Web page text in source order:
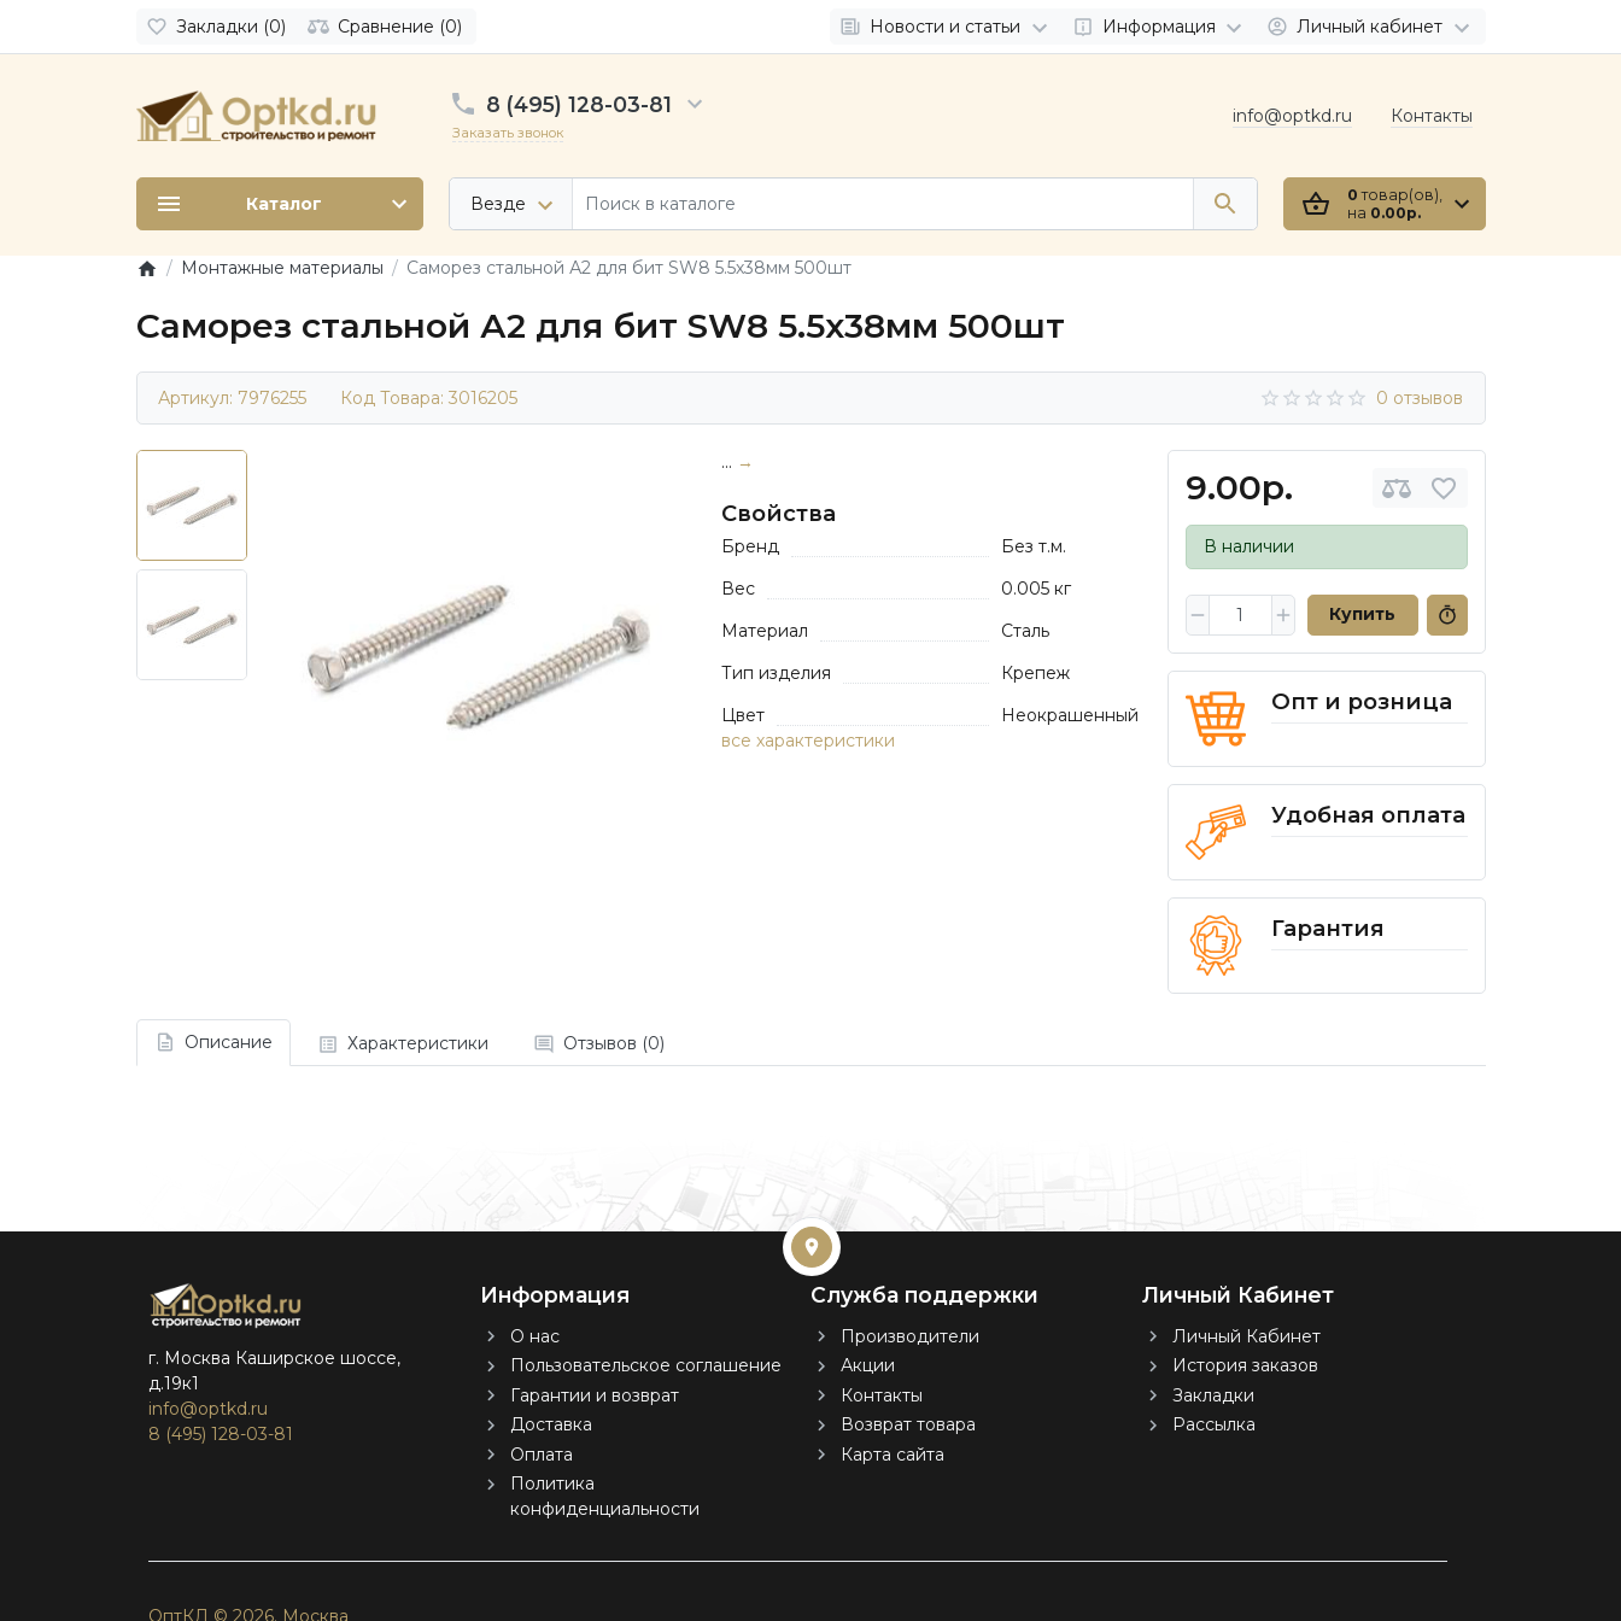
Закладки (0) Сравнение (0) Новости и статьи Информация Личный кабинет
8 (495) 128-03-81
Заказать звонок
Везде
info@optkd.ru Контакты
0 товар(ов),
на 0.00р.
Каталог
Монтажные материалы Саморез стальной А2 для бит SW8 5.5х38мм 500шт
Саморез стальной А2 для бит SW8 5.5х38мм 500шт
Артикул: 7976255 Код Товара: 3016205 0 отзывов
9.00р.
В наличии
Купить
Опт и розница
Удобная оплата
Гарантия
... →
Свойства
Бренд
Без т.м.
Вес
0.005 кг
Материал
Сталь
Тип изделия
Крепеж
Цвет
Неокрашенный
все характеристики
Описание Характеристики Отзывов (0)
г. Москва Каширское шоссе,
д.19к1
info@optkd.ru
8 (495) 128-03-81
Информация
О нас
Пользовательское соглашение
Гарантии и возврат
Доставка
Оплата
Политика
конфиденциальности
Служба поддержки
Производители
Акции
Контакты
Возврат товара
Карта сайта
Личный Кабинет
Личный Кабинет
История заказов
Закладки
Рассылка
ОптКД © 2026. Москва